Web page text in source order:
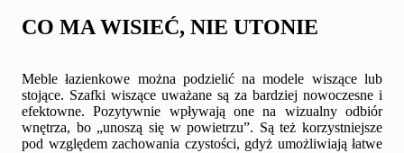
CO MA WISIEĆ, NIE UTONIE
Meble łazienkowe można podzielić na modele wiszące lub
stojące. Szafki wiszące uważane są za bardziej nowoczesne i
efektowne. Pozytywnie wpływają one na wizualny odbiór
wnętrza, bo „unoszą się w powietrzu”. Są też korzystniejsze
pod względem zachowania czystości, gdyż umożliwiają łatwe